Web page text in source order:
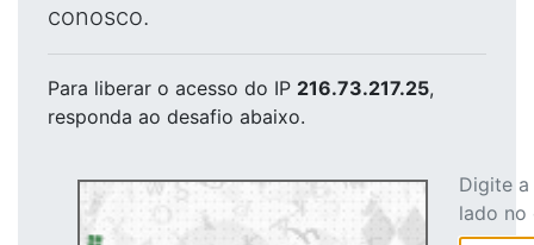
conosco.
Para liberar o acesso do IP 216.73.217.25,
responda ao desafio abaixo.
Digite
lado no